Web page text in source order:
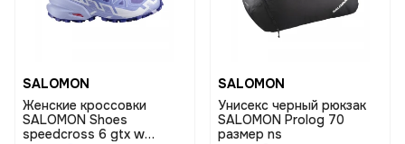
SALOMON
Женские кроссовки
SALOMON Shoes
speedcross 6 gtx w
SALOMON
Унисекс черный рюкзак
SALOMON Prolog 70
размер ns